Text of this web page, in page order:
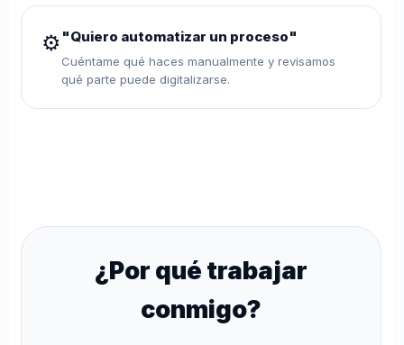
⚙️ "Quiero automatizar un proceso"
Cuéntame qué haces manualmente y revisamos
qué parte puede digitalizarse.
¿Por qué trabajar
conmigo?